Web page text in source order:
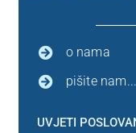
o nama
pišite nam...
UVJETI